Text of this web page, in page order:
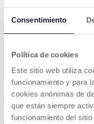
Consentimiento
Política de cookies
Este sitio web utiliza
funcionamiento y para
cookies anónimas de
que están siempre
funcionamiento del
UNA GAMA
COMPLETA DE
productos
sensible de los